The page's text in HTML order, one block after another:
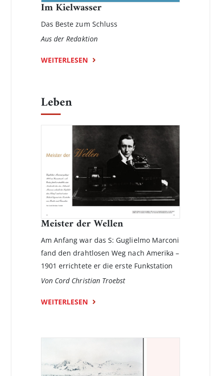
Im Kielwasser
Das Beste zum Schluss
Aus der Redaktion
WEITERLESEN
Leben
Meister der Wellen
Am Anfang war das S: Guglielmo Marconi
fand den drahtlosen Weg nach Amerika –
1901 errichtete er die erste Funkstation
Von Cord Christian Troebst
WEITERLESEN